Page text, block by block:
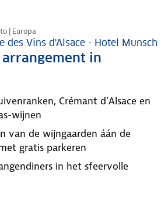
| Europa
des Vins d'Alsace - Hotel Munsch
in
Crémant d’Alsace en
wijnen
van de wijngaarden áán de
gratis parkeren
in het sfeervolle